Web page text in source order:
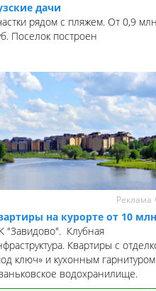
дачи
рядом с пляжем. От 0,9 млн
Поселок построен
Реклама
на курорте от 10
"Завидово". Клубная
Квартиры с
ключ» и кухонным гарнитуром.
водохранилище.